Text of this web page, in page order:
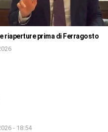
riaperture prima di Ferragosto
- 18:54